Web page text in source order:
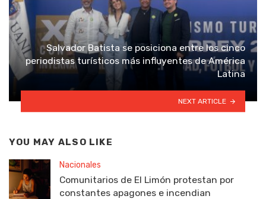
Salvador Batista se posiciona entre los cinco
periodistas turísticos más influyentes de América
Latina
NEXT ARTICLE
YOU MAY ALSO LIKE
Nacionales
Comunitarios de El Limón protestan por
constantes apagones e incendian